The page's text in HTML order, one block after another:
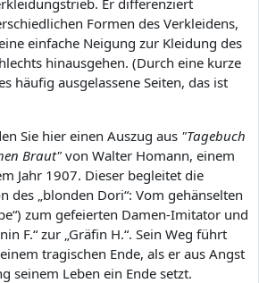
Formen des Verkleidens,
einfache Neigung zur Kleidung des
hinausgehen. (Durch eine kurze
häufig ausgelassene Seiten, das ist
Sie hier einen Auszug aus "Tagebuch
Braut" von Walter Homann, einem
Jahr 1907. Dieser begleitet die
des „blonden Dori“: Vom gehänselten
zum gefeierten Damen-Imitator und
F.“ zur „Gräfin H.“. Sein Weg führt
tragischen Ende, als er aus Angst
seinem Leben ein Ende setzt.